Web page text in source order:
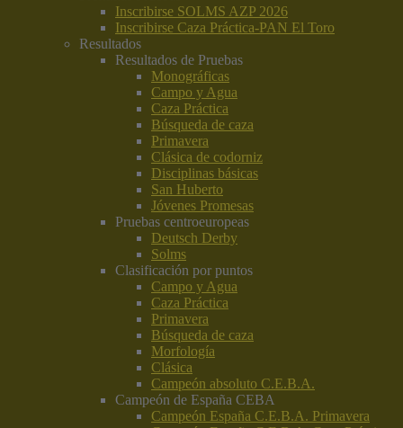
Inscribirse SOLMS AZP 2026
Inscribirse Caza Práctica-PAN El Toro
Resultados
Resultados de Pruebas
Monográficas
Campo y Agua
Caza Práctica
Búsqueda de caza
Primavera
Clásica de codorniz
Disciplinas básicas
San Huberto
Jóvenes Promesas
Pruebas centroeuropeas
Deutsch Derby
Solms
Clasificación por puntos
Campo y Agua
Caza Práctica
Primavera
Búsqueda de caza
Morfología
Clásica
Campeón absoluto C.E.B.A.
Campeón de España CEBA
Campeón España C.E.B.A. Primavera